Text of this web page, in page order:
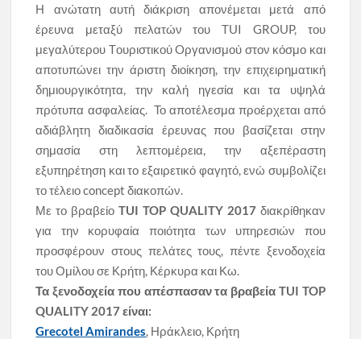
Η ανώτατη αυτή διάκριση απονέμεται μετά από
έρευνα μεταξύ πελατών του TUI GROUP, του
μεγαλύτερου Tουριστικού Oργανισμού στον κόσμο και
αποτυπώνει την άριστη διοίκηση, την επιχειρηματική
δημιουργικότητα, την καλή ηγεσία και τα υψηλά
πρότυπα ασφαλείας. Το αποτέλεσμα προέρχεται από
αδιάβλητη διαδικασία έρευνας που βασίζεται στην
σημασία στη λεπτομέρεια, την αξεπέραστη
εξυπηρέτηση και το εξαιρετικό φαγητό, ενώ συμβολίζει
το τέλειο concept διακοπών.
Με το βραβείοTUI TOP QUALITY 2017διακρίθηκαν
για την κορυφαία ποιότητα των υπηρεσιών που
προσφέρουν στους πελάτες τους, πέντε ξενοδοχεία
του Ομίλου σε Κρήτη, Κέρκυρα και Κω.
Τα ξενοδοχεία που απέσπασαν τα βραβεία TUI TOP
QUALITY 2017 είναι:
Grecotel Amirandes, Ηράκλειο, Κρήτη